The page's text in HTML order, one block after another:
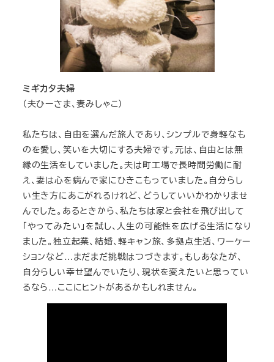
ミギカタ夫婦
（夫ひーさま、妻みしゃこ）
私たちは、自由を選んだ旅人であり、シンプルで身軽なも
のを愛し、笑いを大切にする夫婦です。元は、自由とは無
縁の生活をしていました。夫は町工場で長時間労働に耐
え、妻は心を病んで家にひきこもっていました。自分らし
い生き方にあこがれるけれど、どうしていいかわかりませ
んでした。あるときから、私たちは家と会社を飛び出して
「やってみたい」を試し、人生の可能性を広げる生活になり
ました。独立起業、結婚、軽キャン旅、多拠点生活、ワーケー
ションなど…まだまだ挑戦はつづきます。もしあなたが、
自分らしい幸せ望んでいたり、現状を変えたいと思ってい
るなら…ここにヒントがあるかもしれません。